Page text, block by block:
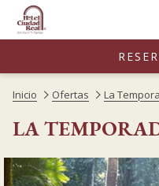
(abre
nueva
pestaña)
Inicio Ofertas La
LA